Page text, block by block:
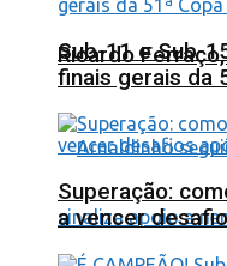
Ricardo
Sub-11 e Sub-
finais gerais da
Superação:
a vencer